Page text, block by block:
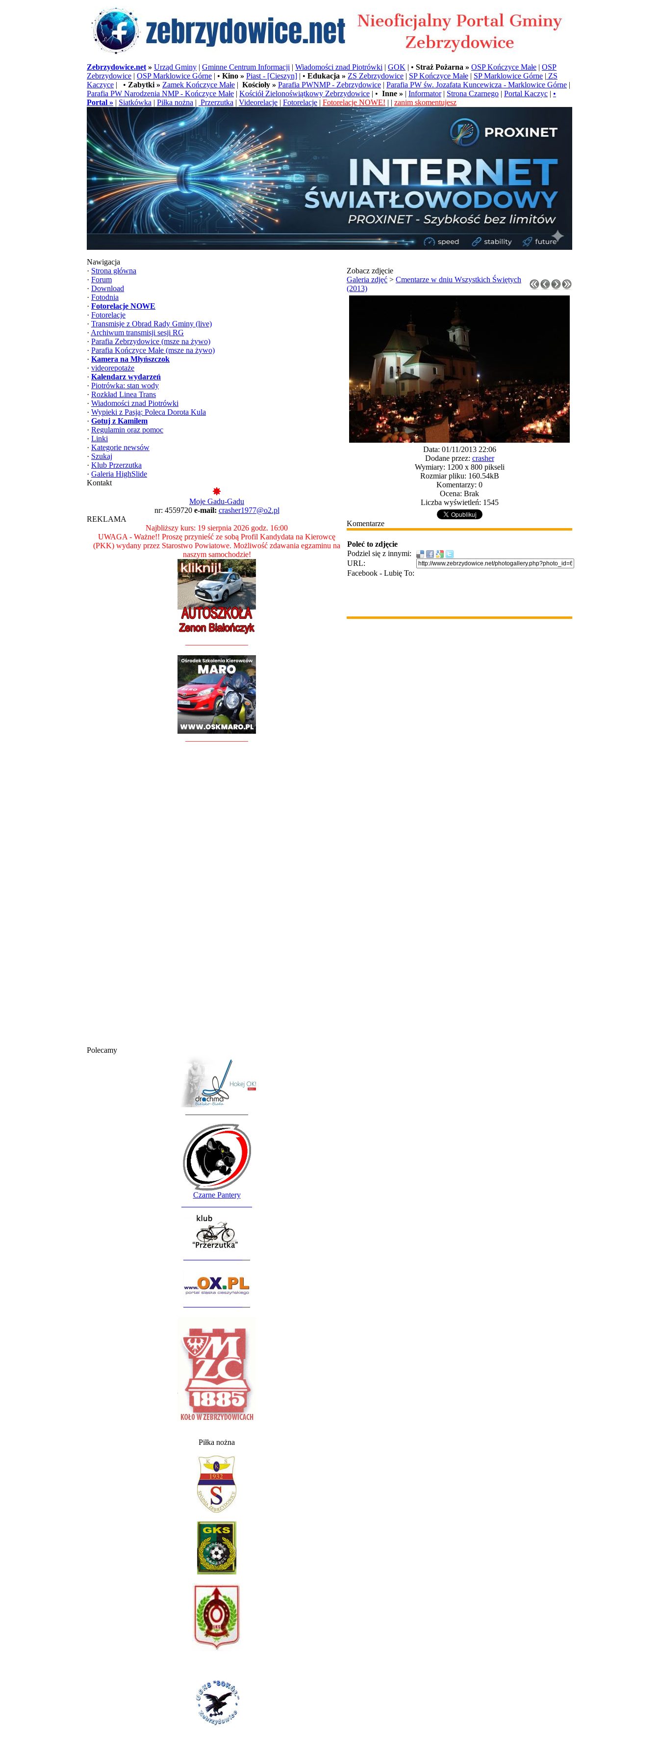
Zebrzydowice.net » Urząd Gminy | Gminne Centrum Informacji | Wiadomości znad Piotrówki | GOK | • Straż Pożarna » OSP Kończyce Małe | OSP
Zebrzydowice | OSP Marklowice Górne | • Kino » Piast - [Cieszyn] | • Edukacja » ZS Zebrzydowice | SP Kończyce Małe | SP Marklowice Górne | ZS
Kaczyce | • Zabytki » Zamek Kończyce Małe | Kościoły » Parafia PWNMP - Zebrzydowice | Parafia PW św. Jozafata Kuncewicza - Marklowice Górne |
Parafia PW Narodzenia NMP - Kończyce Małe | Kościół Zielonoświątkowy Zebrzydowice | • Inne » | Informator| Strona Czarnego | Portal Kaczyc | •
Portal » | Siatkówka | Piłka nożna | Przerzutka | Videorelacje | Fotorelacje | Fotorelacje NOWE! | | zanim skomentujesz
Nawigacja
· Strona główna
· Forum
· Download
· Fotodnia
· Fotorelacje NOWE
· Fotorelacje
· Transmisje z Obrad Rady Gminy (live)
· Archiwum transmisji sesji RG
· Parafia Zebrzydowice (msze na żywo)
· Parafia Kończyce Małe (msze na żywo)
· Kamera na Młyńszczok
· videorepotaże
· Kalendarz wydarzeń
· Piotrówka: stan wody
· Rozkład Linea Trans
· Wiadomości znad Piotrówki
· Wypieki z Pasją: Poleca Dorota Kula
· Gotuj z Kamilem
· Regulamin oraz pomoc
· Linki
· Kategorie newsów
· Szukaj
· Klub Przerzutka
· Galeria HighSlide
Kontakt
Moje Gadu-Gadu
nr: 4559720 e-mail: crasher1977@o2.pl
REKLAMA
Najbliższy kurs: 19 sierpnia 2026 godz. 16:00
UWAGA - Ważne!! Proszę przynieść ze sobą Profil Kandydata na Kierowcę
(PKK) wydany przez Starostwo Powiatowe. Możliwość zdawania egzaminu na
naszym samochodzie!
Polecamy
Czarne Pantery
Piłka nożna
Zobacz zdjęcie
Galeria zdjęć > Cmentarze w dniu Wszystkich Świętych
(2013)
Data: 01/11/2013 22:06
Dodane przez: crasher
Wymiary: 1200 x 800 pikseli
Rozmiar pliku: 160.54kB
Komentarzy: 0
Ocena: Brak
Liczba wyświetleń: 1545
Komentarze
Poleć to zdjęcie
Podziel się z innymi:
URL:
Facebook - Lubię To: